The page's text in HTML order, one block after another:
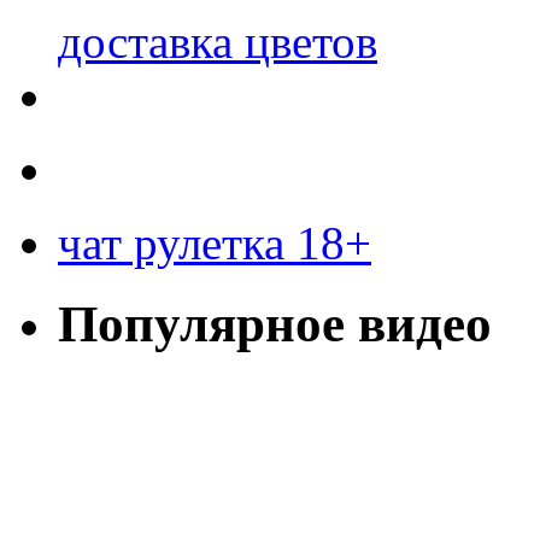
доставка цветов
чат рулетка 18+
Популярное видео